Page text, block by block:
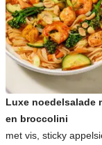
Luxe noedelsalade
en broccolini
met vis, sticky